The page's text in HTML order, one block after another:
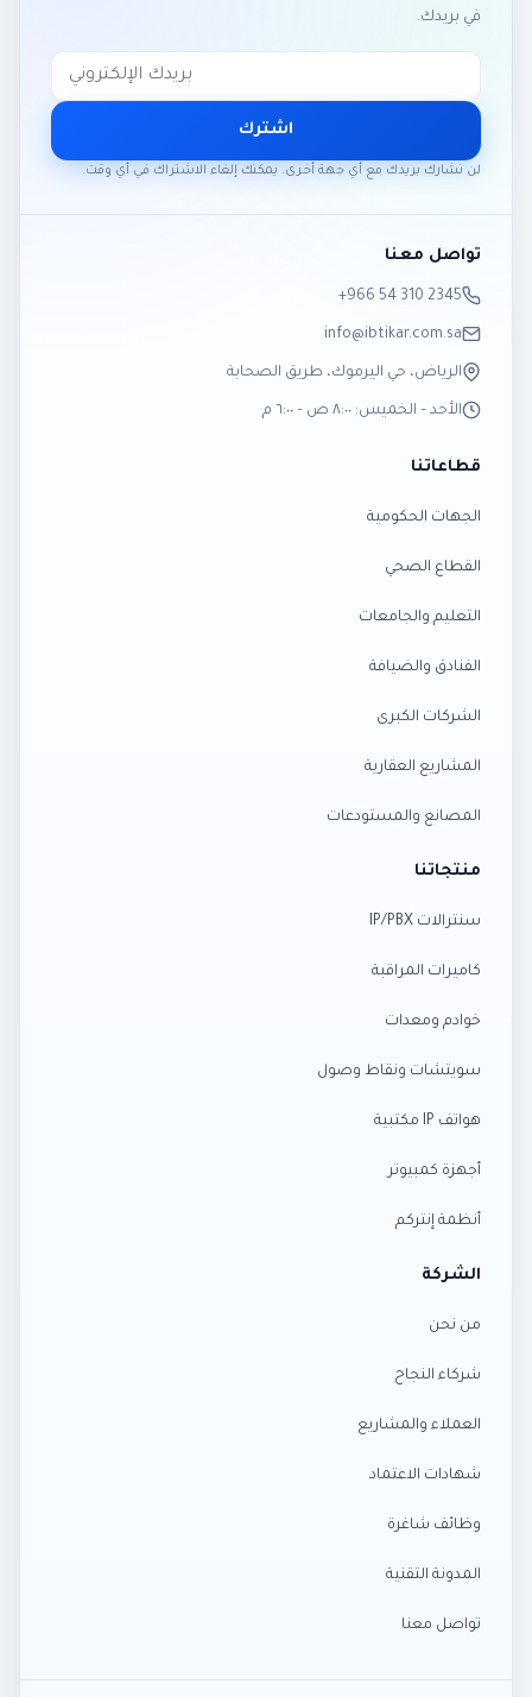
في بريدك.
اشترك
لن نشارك بريدك مع أي جهة أخرى. يمكنك إلغاء الاشتراك في أي وقت.
تواصل معنا
‎+966 54 310 2345
info@ibtikar.com.sa
الرياض، حي اليرموك، طريق الصحابة
الأحد – الخميس: ٨:٠٠ ص – ٦:٠٠ م
قطاعاتنا
الجهات الحكومية
القطاع الصحي
التعليم والجامعات
الفنادق والضيافة
الشركات الكبرى
المشاريع العقارية
المصانع والمستودعات
منتجاتنا
سنترالات IP/PBX
كاميرات المراقبة
خوادم ومعدات
سويتشات ونقاط وصول
هواتف IP مكتبية
أجهزة كمبيوتر
أنظمة إنتركم
الشركة
من نحن
شركاء النجاح
العملاء والمشاريع
شهادات الاعتماد
وظائف شاغرة
المدونة التقنية
تواصل معنا